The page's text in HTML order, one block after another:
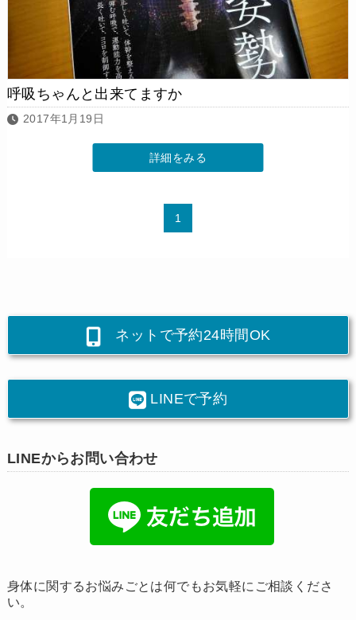
呼吸ちゃんと出来てますか
2017年1月19日
詳細をみる
1
ネットで予約24時間OK
LINEで予約
LINEからお問い合わせ
身体に関するお悩みごとは何でもお気軽にご相談くださ
い。